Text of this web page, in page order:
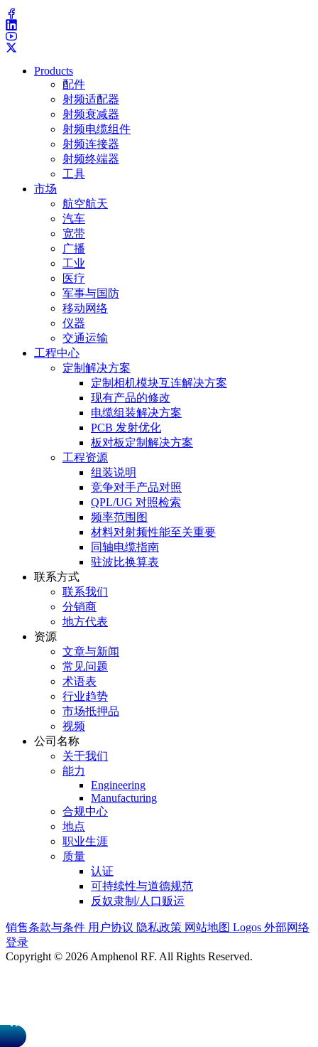
Products
配件
射频适配器
射频衰减器
射频电缆组件
射频连接器
射频终端器
工具
市场
航空航天
汽车
宽带
广播
工业
医疗
军事与国防
移动网络
仪器
交通运输
工程中心
定制解决方案
定制相机模块互连解决方案
现有产品的修改
电缆组装解决方案
PCB 发射优化
板对板定制解决方案
工程资源
组装说明
竞争对手产品对照
QPL/UG 对照检索
频率范围图
材料对射频性能至关重要
同轴电缆指南
驻波比换算表
联系方式
联系我们
分销商
地方代表
资源
文章与新闻
常见问题
术语表
行业趋势
市场抵押品
视频
公司名称
关于我们
能力
Engineering
Manufacturing
合规中心
地点
职业生涯
质量
认证
可持续性与道德规范
反奴隶制/人口贩运
销售条款与条件 用户协议 隐私政策 网站地图 Logos 外部网络
登录
Copyright © 2026 Amphenol RF. All Rights Reserved.